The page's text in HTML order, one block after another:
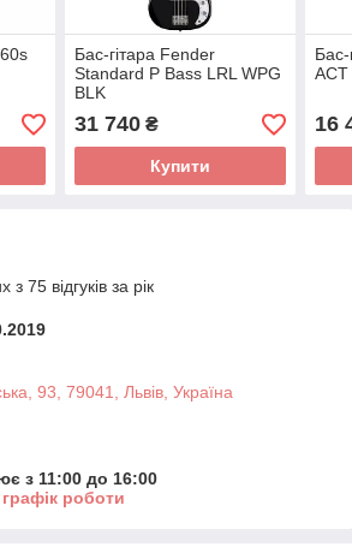
Бас-гітара Fender
Standard P Bass LRL WPG
BLK
31 740₴
Купити
Бас-
16
75 відгуків за рік
93, 79041, Львів, Україна
з 11:00 до 16:00
роботи